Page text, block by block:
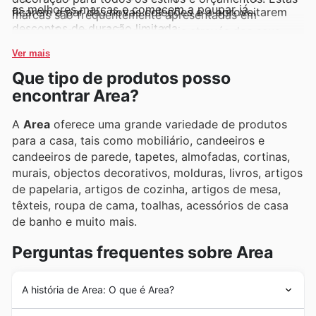
marcas são frequentemente apresentadas em
promoções especiais, acessíveis através dos seus
folhetos semanais, anúncios e catálogos online,
melhores negócios.
ficarem a par das novas coleções e a aproveitarem
descontos de duração limitada.
as melhores marcas e comecem a poupar já.
Ver mais
Que tipo de produtos posso
encontrar Area?
A Area oferece uma grande variedade de produtos
para a casa, tais como mobiliário, candeeiros e
candeeiros de parede, tapetes, almofadas, cortinas,
murais, objectos decorativos, molduras, livros, artigos
de papelaria, artigos de cozinha, artigos de mesa,
têxteis, roupa de cama, toalhas, acessórios de casa
de banho e muito mais.
Perguntas frequentes sobre Area
A história de Area: O que é Area?